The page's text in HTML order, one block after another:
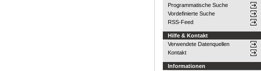
Programmatische Suche
Vordefinierte Suche
RSS-Feed
Hilfe & Kontakt
Verwendete Datenquellen
Kontakt
Informationen